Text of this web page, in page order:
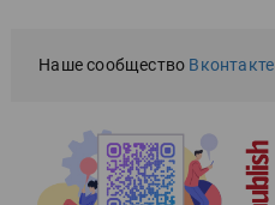
Наше сообщество Вконтакте